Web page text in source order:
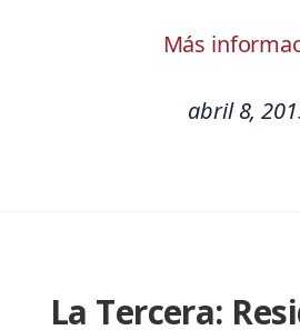
Más
abril 8,
La Tercera: